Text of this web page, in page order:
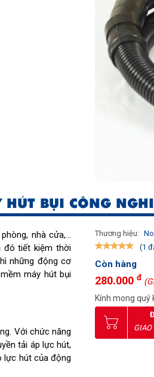
HÚT BỤI CÔNG
nhà cửa,...
đó tiết kiệm thời
những động cơ
máy hút bụi
Với chức năng
tải áp lực hút,
lực hút của động
Thương hiệu:
(1
Còn hàng
280.000 đ
Kính mong
GIAO